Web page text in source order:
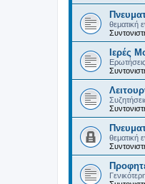
θεματική
Ιερές
θεματική